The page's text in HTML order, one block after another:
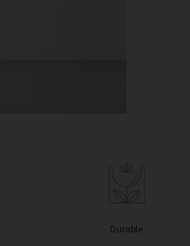
Durable